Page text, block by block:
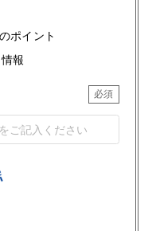
ポイント
報